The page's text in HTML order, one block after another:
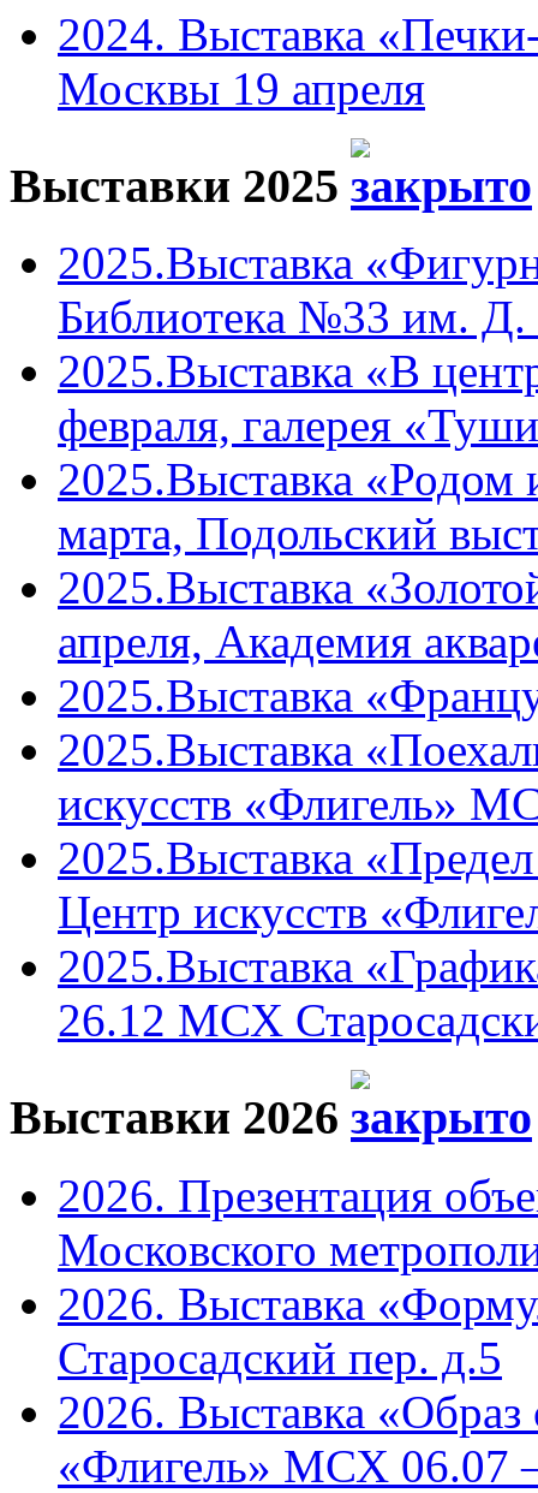
2024. Выставка
Москвы 19 апреля
Выставки 2025
2025.Выставка
Библиотека №33 им.
2025.Выставка «В
февраля, галерея
2025.Выставка
марта, Подольский
2025.Выставка
апреля, Академия
2025.Выставка
2025.Выставка
искусств «Флигель»
2025.Выставка
Центр искусств
2025.Выставка
26.12 МСХ
Выставки 2026
2026. Презентация
Московского
2026. Выставка
Старосадский пер. д.5
2026. Выставка «Образ
«Флигель» МСХ 06.07